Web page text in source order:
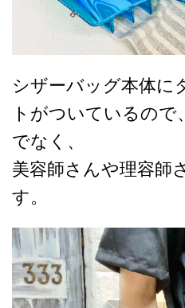
シザーバッグ本体に
トがついているの
でなく、
美容師さんや理容師
す。